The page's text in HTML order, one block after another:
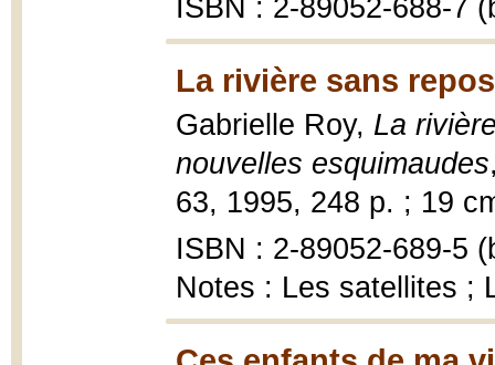
ISBN : 2-89052-688-7
La rivière sans
Gabrielle Roy, La
nouvelles esquimaudes
63, 1995, 248 p. ; 19
ISBN : 2-89052-689-5
Notes : Les satellites ;